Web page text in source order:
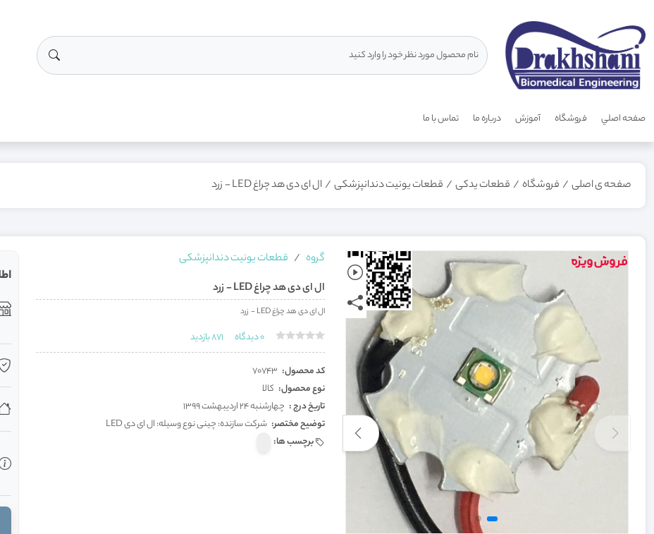
صفحه اصلي فروشگاه آموزش درباره ما تماس با ما
صفحه ی اصلی / فروشگاه / قطعات یدکی / قطعات یونیت دندانپزشکی / ال ای دی هد چراغ LED - زرد
گروه
قطعات یونیت دندانپزشکی
ال ای دی هد چراغ LED - زرد
ال ای دی هد چراغ LED - زرد
0دیدگاه 871بازدید
کد محصول: 70743
نوع محصول: کالا
تاریخ درج : چهارشنبه 24 اردیبهشت 1399
توضیح مختصر: شرکت سازنده: چینی نوع وسیله: ال ای دی LED
برچسب ها: